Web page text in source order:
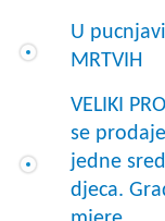
U
MRTVIH
VELIKI
se
jedne
djeca.